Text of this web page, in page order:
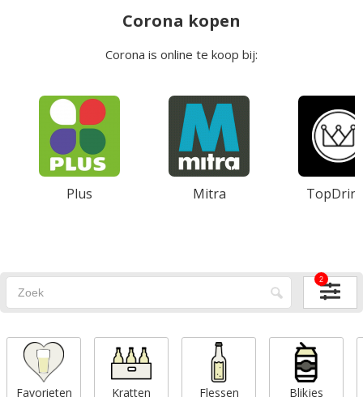
Corona kopen
Corona is online te koop bij:
Plus Mitra
2
Favorieten Kratten Flessen Blikjes